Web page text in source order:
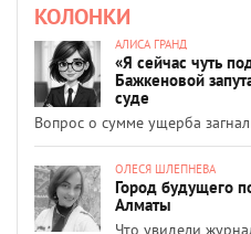
КОЛОНКИ
АЛИСА ГРАНД
«Я сейчас чуть
Бажкеновой
суде
Вопрос о сумме ущерба
ОЛЕСЯ ШЛЕПНЕВА
Город будущего
Алматы
Что увидели